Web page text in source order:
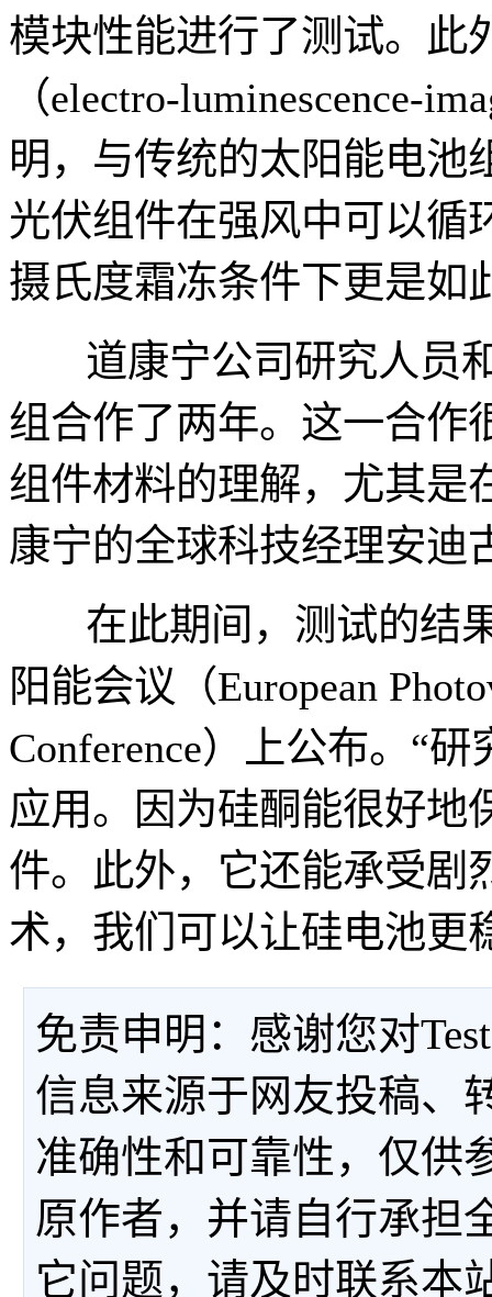
模块性能进行了测试。此
（electro-luminescence-
明，与传统的太阳能电池
光伏组件在强风中可以循
摄氏度霜冻条件下更是如
道康宁公司研究人员和
组合作了两年。这一合作
组件材料的理解，尤其是
康宁的全球科技经理安迪
在此期间，测试的结果
阳能会议（European
Conference）上公布。“
应用。因为硅酮能很好地
件。此外，它还能承受剧
术，我们可以让硅电池更
免责申明：感谢您对
信息来源于网友投稿、
准确性和可靠性，仅供
原作者，并请自行承担
它问题，请及时联系本